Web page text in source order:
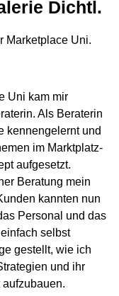
Dichtl.
Marketplace Uni.
Uni kam mir
Als Beraterin
kennengelernt und
im Marktplatz-
aufgesetzt.
Beratung mein
kannten nun
Personal und das
selbst
gestellt, wie ich
und ihr